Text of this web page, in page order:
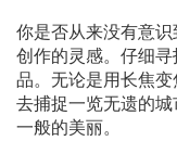
你是否从来没有意
创作的灵感。仔细
品。无论是用长焦
去捕捉一览无遗的
一般的美丽。